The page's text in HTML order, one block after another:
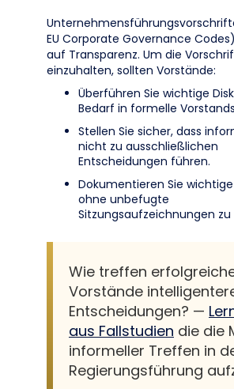
EU Corporate Governance
auf Transparenz. Um die
einzuhalten, sollten Vorstände:
Überführen Sie wichtige
Bedarf in formelle
Stellen Sie sicher, dass
nicht zu ausschließlichen
Entscheidungen führen.
Dokumentieren Sie
ohne unbefugte
Sitzungsaufzeichnungen zu
Wie treffen
Vorstände
Entscheidungen? —
aus Fallstudien die die
informeller Treffen in
Regierungsführung